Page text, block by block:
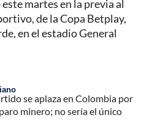
martes en la previa al
de la Copa Betplay,
en el estadio General
se aplaza en Colombia por
minero; no sería el único